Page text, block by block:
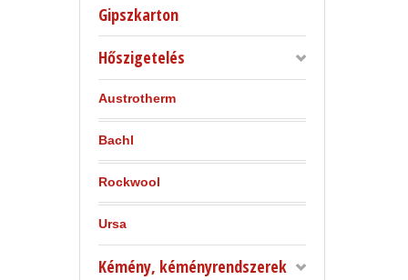
Gipszkarton
Hőszigetelés
Austrotherm
Bachl
Rockwool
Ursa
Kémény, kéményrendszerek